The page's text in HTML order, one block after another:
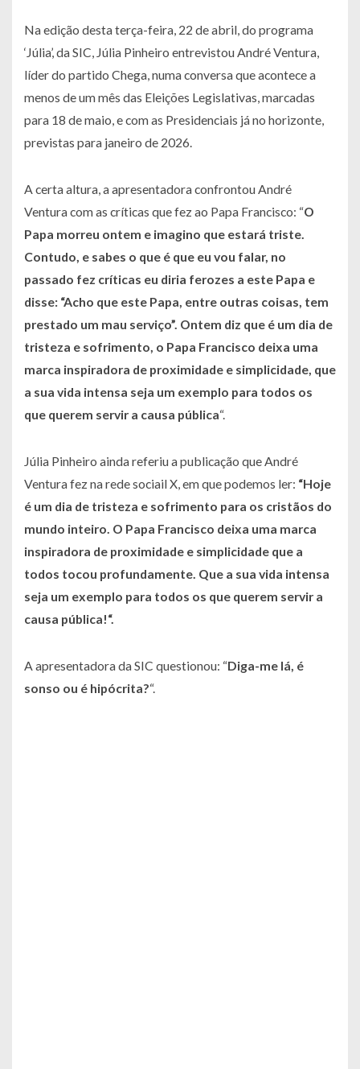
Na edição desta terça-feira, 22 de abril, do programa
‘Júlia’, da SIC, Júlia Pinheiro entrevistou André Ventura,
líder do partido Chega, numa conversa que acontece a
menos de um mês das Eleições Legislativas, marcadas
para 18 de maio, e com as Presidenciais já no horizonte,
previstas para janeiro de 2026.
A certa altura, a apresentadora confrontou André
Ventura com as críticas que fez ao Papa Francisco: “O
Papa morreu ontem e imagino que estará triste.
Contudo, e sabes o que é que eu vou falar, no
passado fez críticas eu diria ferozes a este Papa e
disse: “Acho que este Papa, entre outras coisas, tem
prestado um mau serviço”. Ontem diz que é um dia de
tristeza e sofrimento, o Papa Francisco deixa uma
marca inspiradora de proximidade e simplicidade, que
a sua vida intensa seja um exemplo para todos os
que querem servir a causa pública“.
Júlia Pinheiro ainda referiu a publicação que André
Ventura fez na rede sociail X, em que podemos ler: “Hoje
é um dia de tristeza e sofrimento para os cristãos do
mundo inteiro. O Papa Francisco deixa uma marca
inspiradora de proximidade e simplicidade que a
todos tocou profundamente. Que a sua vida intensa
seja um exemplo para todos os que querem servir a
causa pública!“.
A apresentadora da SIC questionou: “Diga-me lá, é
sonso ou é hipócrita?“.